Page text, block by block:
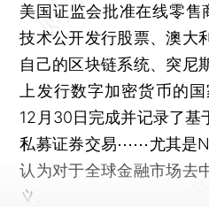
美国证监会批准在线零
技术公开发行股票、澳大
自己的区块链系统、突尼
上发行数字加密货币的
12月30日完成并记录了基
私募证券交易⋯⋯尤其是
认为对于全球金融市场去
义。